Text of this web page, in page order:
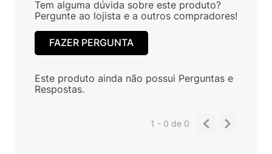
Tem alguma dúvida sobre este produto?
Pergunte ao lojista e a outros compradores!
FAZER PERGUNTA
Este produto ainda não possui Perguntas e
Respostas.
1 - 0de 0